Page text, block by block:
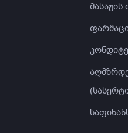
მასაჟის